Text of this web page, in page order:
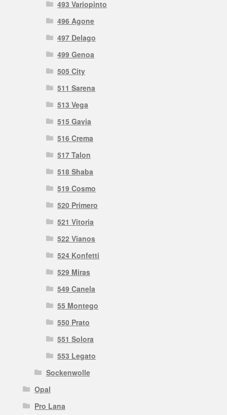
493 Variopinto
496 Agone
497 Delago
499 Genoa
505 City
511 Sarena
513 Vega
515 Gavia
516 Crema
517 Talon
518 Shaba
519 Cosmo
520 Primero
521 Vitoria
522 Vianos
524 Konfetti
529 Miras
549 Canela
55 Montego
550 Prato
551 Solora
553 Legato
Sockenwolle
Opal
Pro Lana